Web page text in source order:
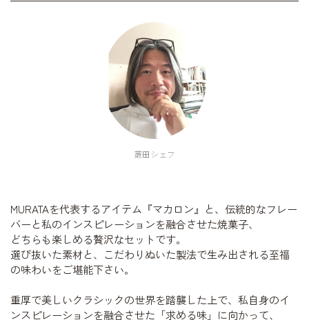
叢田シェフ
MURATAを代表するアイテム『マカロン』と、伝統的なフレー
バーと私のインスピレーションを融合させた焼菓子、
どちらも楽しめる贅沢なセットです。
選び抜いた素材と、こだわりぬいた製法で生み出される至福
の味わいをご堪能下さい。
重厚で美しいクラシックの世界を踏襲した上で、私自身のイ
ンスピレーションを融合させた「求める味」に向かって、